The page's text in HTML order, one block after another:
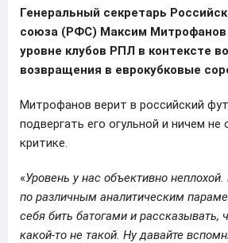
Генеральный секретарь
союза (РФС) Максим Митрофанов
уровне клубов РПЛ в контексте
возвращения в еврокубковые
Митрофанов верит в российский
подвергать его огульной и ничем не
критике.
«Уровень у нас объективно
по различным аналитическим
себя бить батогами и рассказывать,
какой-то не такой. Ну давайте